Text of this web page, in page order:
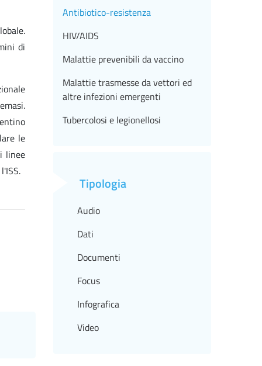
di
le
linee
Antibiotico-resistenza
HIV/AIDS
Malattie prevenibili da vaccino
Malattie trasmesse da vettori ed
altre infezioni emergenti
Tubercolosi e legionellosi
Tipologia
Audio
Dati
Documenti
Focus
Infografica
Video